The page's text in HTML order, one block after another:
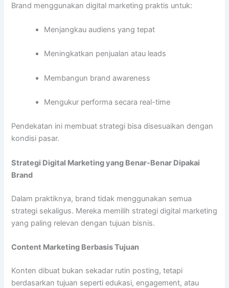
Brand menggunakan digital marketing praktis untuk:
Menjangkau audiens yang tepat
Meningkatkan penjualan atau leads
Membangun brand awareness
Mengukur performa secara real-time
Pendekatan ini membuat strategi bisa disesuaikan dengan
kondisi pasar.
Strategi Digital Marketing yang Benar-Benar Dipakai
Brand
Dalam praktiknya, brand tidak menggunakan semua
strategi sekaligus. Mereka memilih strategi digital marketing
yang paling relevan dengan tujuan bisnis.
Content Marketing Berbasis Tujuan
Konten dibuat bukan sekadar rutin posting, tetapi
berdasarkan tujuan seperti edukasi, engagement, atau